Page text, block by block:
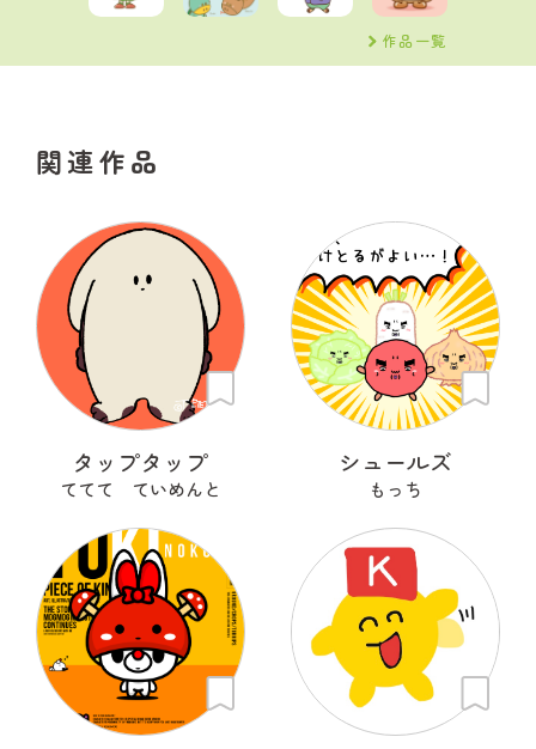
作品一覧
関連作品
タップタップ
ててて ていめんと
シュールズ
もっち